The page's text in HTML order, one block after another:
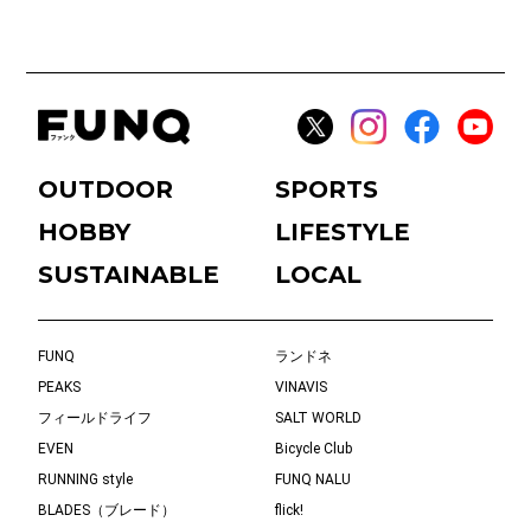
OUTDOOR
SPORTS
HOBBY
LIFESTYLE
SUSTAINABLE
LOCAL
FUNQ
ランドネ
PEAKS
VINAVIS
フィールドライフ
SALT WORLD
EVEN
Bicycle Club
RUNNING style
FUNQ NALU
BLADES（ブレード）
flick!